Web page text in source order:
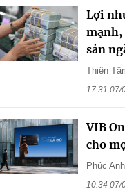
Lợi
mạnh,
sản
Thiên
17:31 07/
VIB
cho
Phúc Anh
10:34 07/